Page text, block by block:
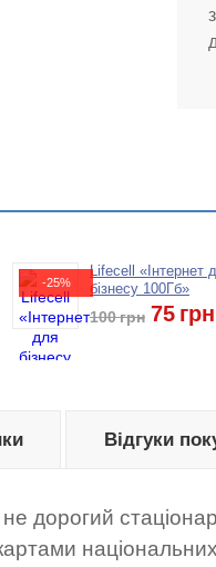
-25%
Lifecell «Інтернет
бізнесу 100Гб»
100грн 75 грн
дорогий
Відгуки